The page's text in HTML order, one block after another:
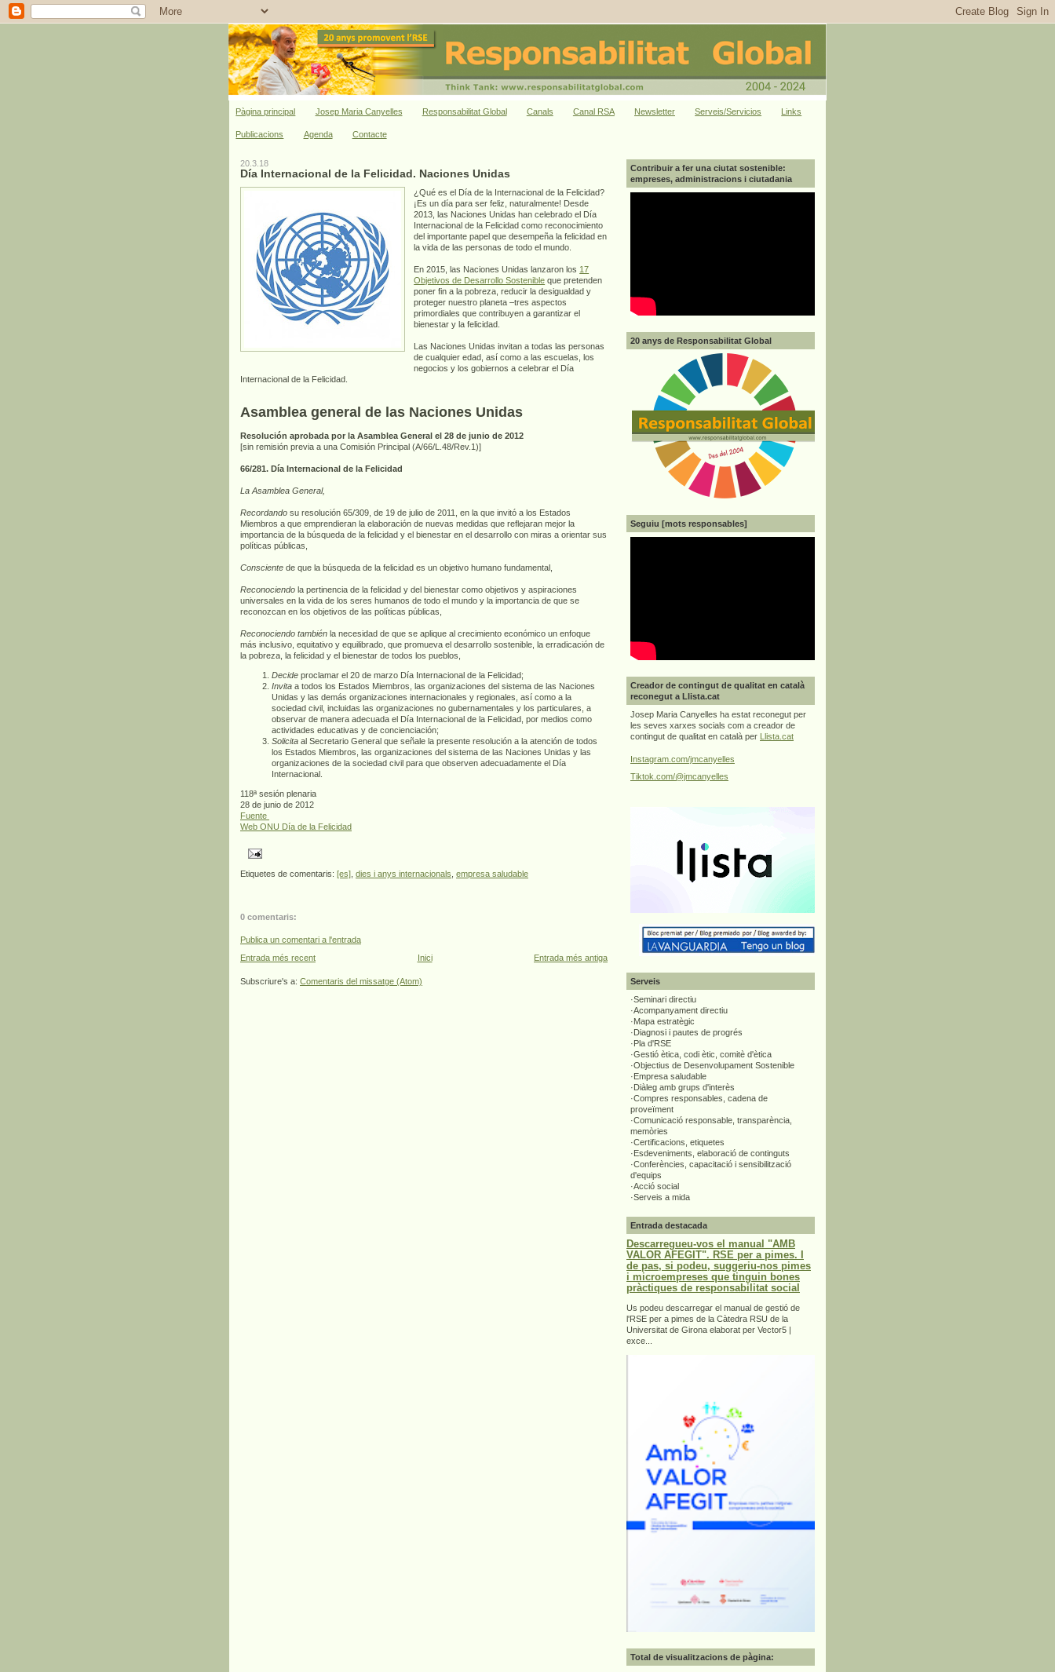
Pàgina principal Josep Maria Canyelles Responsabilitat Global Canals Canal RSA Newsletter Serveis/Servicios Links
Publicacions Agenda Contacte
20.3.18
Día Internacional de la Felicidad. Naciones Unidas
¿Qué es el Día de la Internacional de la Felicidad?
¡Es un día para ser feliz, naturalmente! Desde
2013, las Naciones Unidas han celebrado el Día
Internacional de la Felicidad como reconocimiento
del importante papel que desempeña la felicidad en
la vida de las personas de todo el mundo.
En 2015, las Naciones Unidas lanzaron los 17
Objetivos de Desarrollo Sostenible que pretenden
poner fin a la pobreza, reducir la desigualdad y
proteger nuestro planeta –tres aspectos
primordiales que contribuyen a garantizar el
bienestar y la felicidad.
Las Naciones Unidas invitan a todas las personas
de cualquier edad, así como a las escuelas, los
negocios y los gobiernos a celebrar el Día
Internacional de la Felicidad.
Asamblea general de las Naciones Unidas
Resolución aprobada por la Asamblea General el 28 de junio de 2012
[sin remisión previa a una Comisión Principal (A/66/L.48/Rev.1)]
66/281. Día Internacional de la Felicidad
La Asamblea General,
Recordando su resolución 65/309, de 19 de julio de 2011, en la que invitó a los Estados
Miembros a que emprendieran la elaboración de nuevas medidas que reflejaran mejor la
importancia de la búsqueda de la felicidad y el bienestar en el desarrollo con miras a orientar sus
políticas públicas,
Consciente de que la búsqueda de la felicidad es un objetivo humano fundamental,
Reconociendo la pertinencia de la felicidad y del bienestar como objetivos y aspiraciones
universales en la vida de los seres humanos de todo el mundo y la importancia de que se
reconozcan en los objetivos de las políticas públicas,
Reconociendo también la necesidad de que se aplique al crecimiento económico un enfoque
más inclusivo, equitativo y equilibrado, que promueva el desarrollo sostenible, la erradicación de
la pobreza, la felicidad y el bienestar de todos los pueblos,
Decide proclamar el 20 de marzo Día Internacional de la Felicidad;
Invita a todos los Estados Miembros, las organizaciones del sistema de las Naciones
Unidas y las demás organizaciones internacionales y regionales, así como a la
sociedad civil, incluidas las organizaciones no gubernamentales y los particulares, a
observar de manera adecuada el Día Internacional de la Felicidad, por medios como
actividades educativas y de concienciación;
Solicita al Secretario General que señale la presente resolución a la atención de todos
los Estados Miembros, las organizaciones del sistema de las Naciones Unidas y las
organizaciones de la sociedad civil para que observen adecuadamente el Día
Internacional.
118ª sesión plenaria
28 de junio de 2012
Fuente
Web ONU Día de la Felicidad
Etiquetes de comentaris: [es] dies i anys internacionals empresa saludable
0 comentaris:
Publica un comentari a l'entrada
Entrada més recent
Entrada més antiga
Inici
Subscriure's a: Comentaris del missatge (Atom)
Contribuir a fer una ciutat sostenible:
empreses, administracions i ciutadania
20 anys de Responsabilitat Global
Seguiu [mots responsables]
Creador de contingut de qualitat en català
reconegut a Llista.cat
Josep Maria Canyelles ha estat reconegut per
les seves xarxes socials com a creador de
contingut de qualitat en català per
Llista.cat
Instagram.com/jmcanyelles
Tiktok.com/@jmcanyelles
Serveis
·Seminari directiu
·Acompanyament directiu
·Mapa estratègic
·Diagnosi i pautes de progrés
·Pla d'RSE
·Gestió ètica, codi ètic, comitè d'ètica
·Objectius de Desenvolupament Sostenible
·Empresa saludable
·Diàleg amb grups d'interès
·Compres responsables, cadena de
proveïment
·Comunicació responsable, transparència,
memòries
·Certificacions, etiquetes
·Esdeveniments, elaboració de continguts
·Conferències, capacitació i sensibilització
d'equips
·Acció social
·Serveis a mida
Entrada destacada
Descarregueu-vos el manual "AMB
VALOR AFEGIT". RSE per a pimes. I
de pas, si podeu, suggeriu-nos pimes
i microempreses que tinguin bones
pràctiques de responsabilitat social
Us podeu descarregar el manual de gestió de
l'RSE per a pimes de la Càtedra RSU de la
Universitat de Girona elaborat per Vector5 |
exce...
Total de visualitzacions de pàgina: